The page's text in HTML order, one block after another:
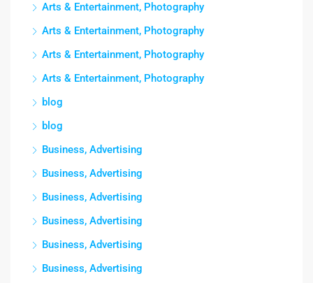
Arts & Entertainment, Photography
Arts & Entertainment, Photography
Arts & Entertainment, Photography
Arts & Entertainment, Photography
blog
blog
Business, Advertising
Business, Advertising
Business, Advertising
Business, Advertising
Business, Advertising
Business, Advertising